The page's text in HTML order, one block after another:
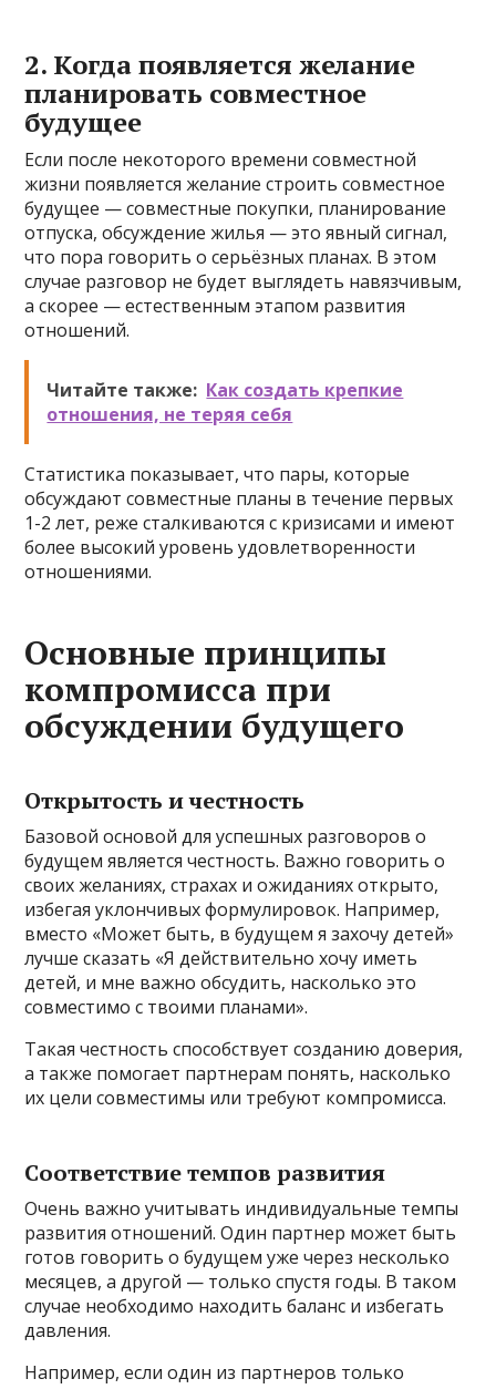
2. Когда появляется желание
планировать совместное
будущее
Если после некоторого времени совместной
жизни появляется желание строить совместное
будущее — совместные покупки, планирование
отпуска, обсуждение жилья — это явный сигнал,
что пора говорить о серьёзных планах. В этом
случае разговор не будет выглядеть навязчивым,
а скорее — естественным этапом развития
отношений.
Читайте также: Как создать крепкие
отношения, не теряя себя
Статистика показывает, что пары, которые
обсуждают совместные планы в течение первых
1-2 лет, реже сталкиваются с кризисами и имеют
более высокий уровень удовлетворенности
отношениями.
Основные принципы
компромисса при
обсуждении будущего
Открытость и честность
Базовой основой для успешных разговоров о
будущем является честность. Важно говорить о
своих желаниях, страхах и ожиданиях открыто,
избегая уклончивых формулировок. Например,
вместо «Может быть, в будущем я захочу детей»
лучше сказать «Я действительно хочу иметь
детей, и мне важно обсудить, насколько это
совместимо с твоими планами».
Такая честность способствует созданию доверия,
а также помогает партнерам понять, насколько
их цели совместимы или требуют компромисса.
Соответствие темпов развития
Очень важно учитывать индивидуальные темпы
развития отношений. Один партнер может быть
готов говорить о будущем уже через несколько
месяцев, а другой — только спустя годы. В таком
случае необходимо находить баланс и избегать
давления.
Например, если один из партнеров только